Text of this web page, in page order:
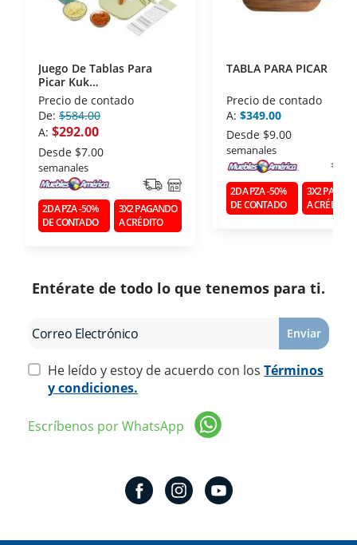
Juego De Tablas Para
Picar Kuk
MULTIFUNCIONAL 8
PIEZAS
Precio de contado
De: $584.00
A: $292.00
Desde $7.00
semanales
2DA PZA -50%
DE CONTADO
3X2 PAGANDO
A CRÉDITO
TABLA PARA PICAR
Precio de contado
A: $349.00
Desde $9.00
semanales
2DA PZA -50%
DE CONTADO
3X2
A CRÉDITO
Entérate de todo lo que tenemos para ti.
Enviar
He leído y estoy de acuerdo con los Términos
y condiciones.
Escríbenos por WhatsApp